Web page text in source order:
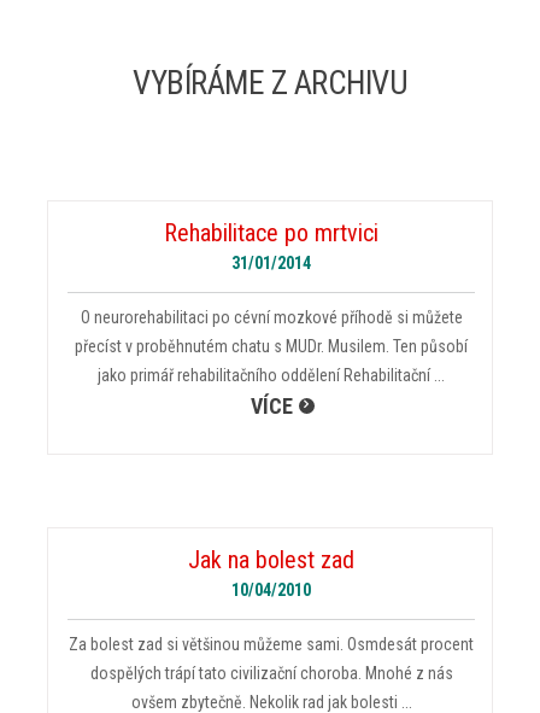
VYBÍRÁME Z ARCHIVU
Rehabilitace po mrtvici
31/01/2014
O neurorehabilitaci po cévní mozkové příhodě si můžete
přecíst v proběhnutém chatu s MUDr. Musilem. Ten působí
jako primář rehabilitačního oddělení Rehabilitační ...
VÍCE
Jak na bolest zad
10/04/2010
Za bolest zad si většinou můžeme sami. Osmdesát procent
dospělých trápí tato civilizační choroba. Mnohé z nás
ovšem zbytečně. Nekolik rad jak bolesti ...